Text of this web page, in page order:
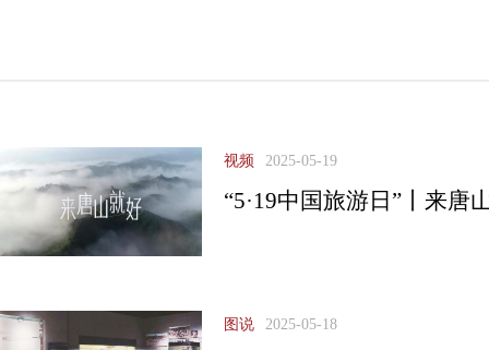
视频 2025-05-19
“5·19中国旅游日”丨来唐
图说 2025-05-18